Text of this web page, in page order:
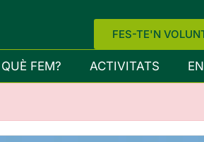
FES-TE'N
QUÈ FEM? ACTIVITATS